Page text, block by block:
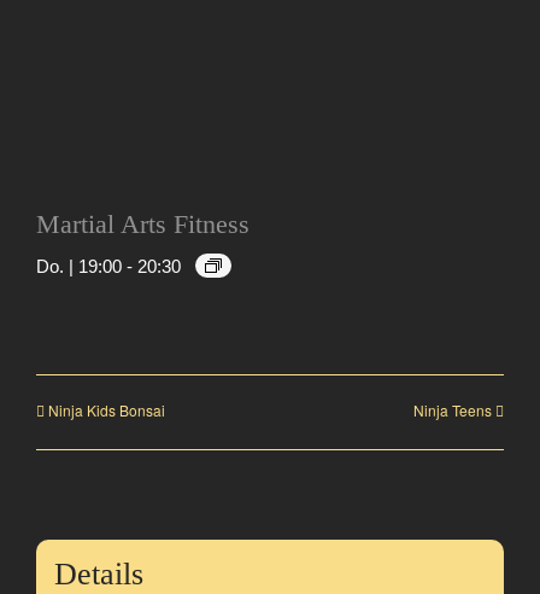
Martial Arts Fitness
Do. | 19:00 - 20:30
Ninja Kids Bonsai Ninja Teens
Details